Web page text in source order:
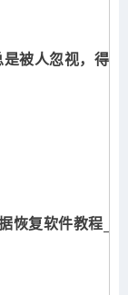
被人忽视，得